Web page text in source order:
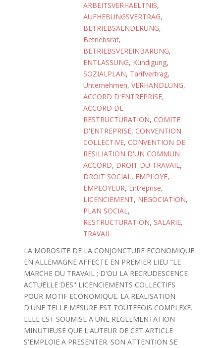
ARBEITSVERHAELTNIS,
AUFHEBUNGSVERTRAG,
BETRIEBSAENDERUNG,
Betriebsrat,
BETRIEBSVEREINBARUNG,
ENTLASSUNG, Kündigung,
SOZIALPLAN, Tarifvertrag,
Unternehmen, VERHANDLUNG,
ACCORD D'ENTREPRISE,
ACCORD DE
RESTRUCTURATION, COMITE
D'ENTREPRISE, CONVENTION
COLLECTIVE, CONVENTION DE
RESILIATION D'UN COMMUN
ACCORD, DROIT DU TRAVAIL,
DROIT SOCIAL, EMPLOYE,
EMPLOYEUR, Entreprise,
LICENCIEMENT, NEGOCIATION,
PLAN SOCIAL,
RESTRUCTURATION, SALARIE,
TRAVAIL
LA MOROSITE DE LA CONJONCTURE ECONOMIQUE
EN ALLEMAGNE AFFECTE EN PREMIER LIEU "LE
MARCHE DU TRAVAIL ; D'OU LA RECRUDESCENCE
ACTUELLE DES" LICENCIEMENTS COLLECTIFS
POUR MOTIF ECONOMIQUE. LA REALISATION
D'UNE TELLE MESURE EST TOUTEFOIS COMPLEXE.
ELLE EST SOUMISE A UNE REGLEMENTATION
MINUTIEUSE QUE L'AUTEUR DE CET ARTICLE
S'EMPLOIE A PRESENTER. SON ATTENTION SE